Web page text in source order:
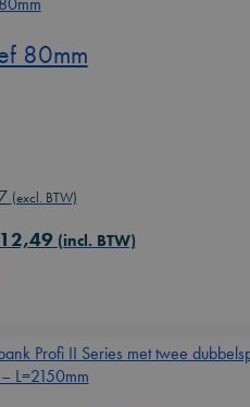
80mm
Huidige
is:
(excl. BTW)
(incl. BTW)